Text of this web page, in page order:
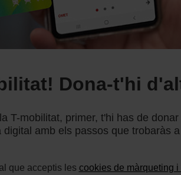
Dona-t'hi
T-mobilitat, primer, t'hi has de
amb els passos que trobaràs
que acceptis les cookies de màrqueting